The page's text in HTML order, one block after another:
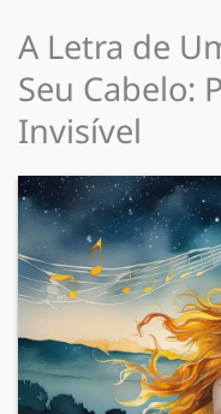
A Letra de
Seu Cabelo:
Invisível